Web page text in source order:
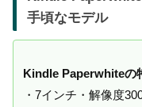
手頃なモデル
Kindle Paperwhiteの
・7インチ・解像度